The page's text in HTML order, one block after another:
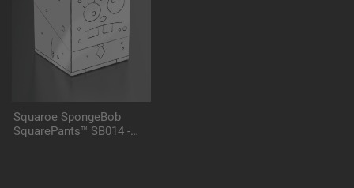
Squaroe SpongeBob
SquarePants™ SB014 -